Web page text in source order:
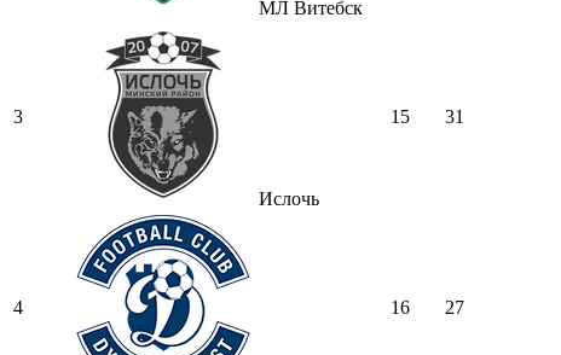
МЛ Витебск
3
Ислочь
15 31
4 16 27